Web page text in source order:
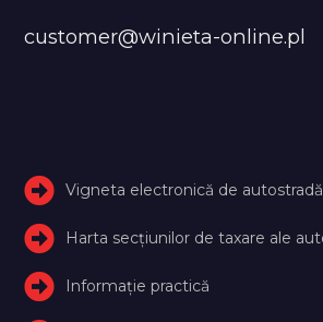
customer@winieta-online.pl
Vigneta electronică de autostradă
Harta secțiunilor de taxare ale
Informație practică